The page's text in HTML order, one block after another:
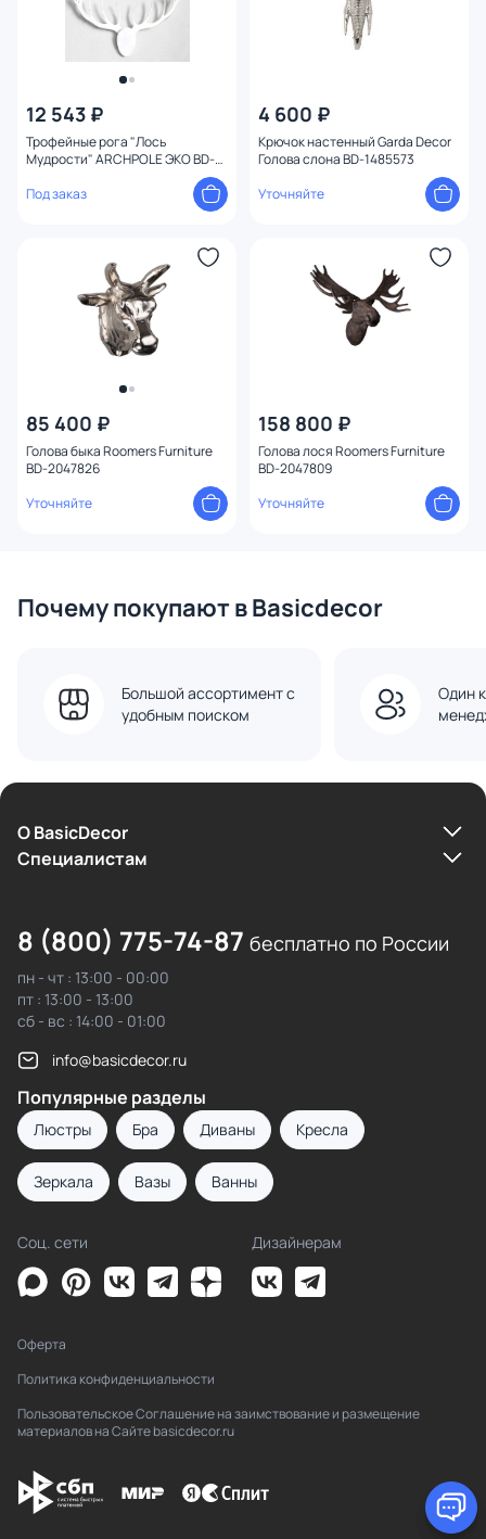
12 543 ₽
Трофейные рога "Лось
Мудрости" ARCHPOLE ЭКО BD-
Под заказ
4 600 ₽
Крючок настенный Garda Decor
Голова слона BD-1485573
Уточняйте
85 400 ₽
Голова быка Roomers Furniture
BD-2047826
Уточняйте
158 800 ₽
Голова лося Roomers Furniture
BD-2047809
Уточняйте
Почему покупают в Basicdecor
Большой ассортимент с
удобным поиском
Один
О BasicDecor
Cпециалистам
8 (800) 775-74-87 бесплатно по России
пн - чт : 13:00 - 00:00
пт : 13:00 - 13:00
сб - вс : 14:00 - 01:00
info@basicdecor.ru
Популярные разделы
Люстры Бра Диваны Кресла
Зеркала Вазы Ванны
Соц. сети Дизайнерам
Оферта
Политика конфиденциальности
Пользовательское Соглашение на заимствование и размещение
материалов на Сайте basicdecor.ru